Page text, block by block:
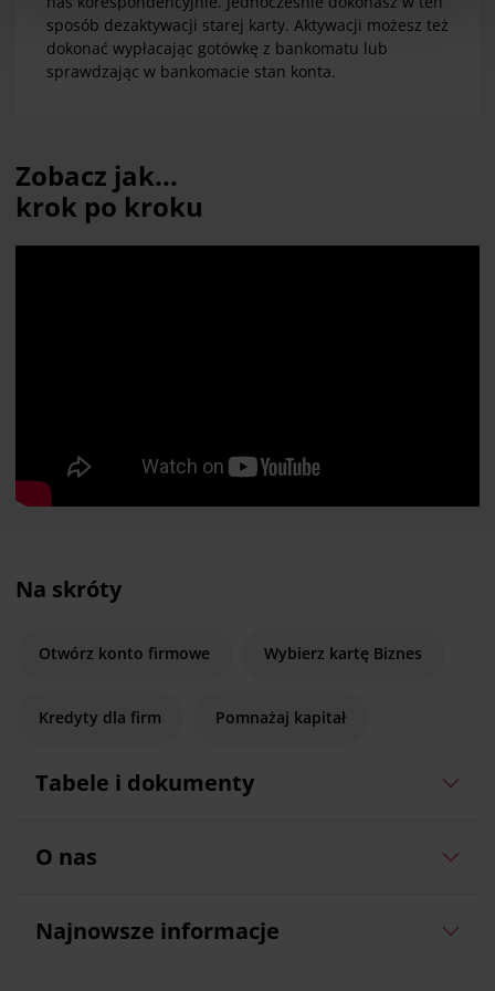
Deklaracji dot. plików cookie. Informacje o
przetwarzaniu danych osobowych, w tym o
przysługujących w związku z tym uprawnieniach,
znajdziesz podlinkiem .
sposób dezaktywacji starej karty. Aktywacji możesz też
dokonać wypłacając gotówkę z bankomatu lub
sprawdzając w bankomacie stan konta.
Zobacz jak...
krok po kroku
Na skróty
Otwórz konto firmowe Wybierz kartę Biznes
Kredyty dla firm Pomnażaj kapitał
Tabele i dokumenty
O nas
Najnowsze informacje